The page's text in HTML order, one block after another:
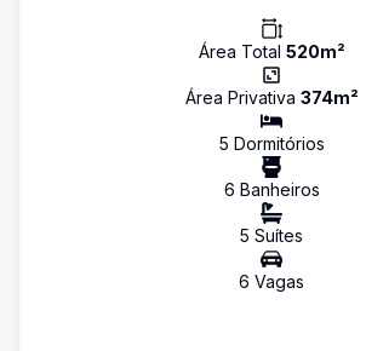
Área Total 520m²
Área Privativa 374m²
5 Dormitórios
6 Banheiros
5 Suítes
6 Vagas